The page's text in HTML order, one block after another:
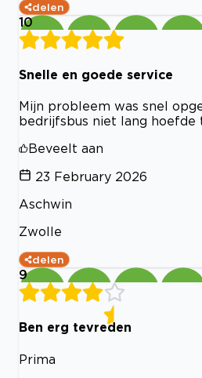
delen
10
Snelle en goede service
Mijn probleem was snel
bedrijfsbus niet lang hoefde
Beveelt aan
23 February 2026
Aschwin
Zwolle
delen
9
Ben erg tevreden
Prima